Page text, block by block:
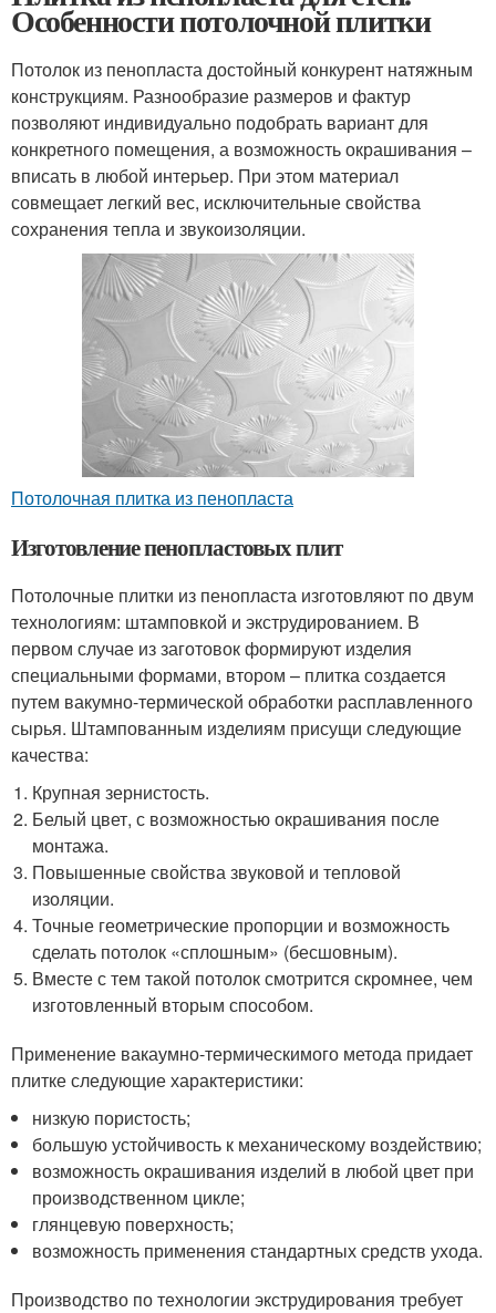
Особенности потолочной плитки
Потолок из пенопласта достойный конкурент натяжным
конструкциям. Разнообразие размеров и фактур
позволяют индивидуально подобрать вариант для
конкретного помещения, а возможность окрашивания –
вписать в любой интерьер. При этом материал
совмещает легкий вес, исключительные свойства
сохранения тепла и звукоизоляции.
Потолочная плитка из пенопласта
Изготовление пенопластовых плит
Потолочные плитки из пенопласта изготовляют по двум
технологиям: штамповкой и экструдированием. В
первом случае из заготовок формируют изделия
специальными формами, втором – плитка создается
путем вакумно-термической обработки расплавленного
сырья. Штампованным изделиям присущи следующие
качества:
Крупная зернистость.
Белый цвет, с возможностью окрашивания после
монтажа.
Повышенные свойства звуковой и тепловой
изоляции.
Точные геометрические пропорции и возможность
сделать потолок «сплошным» (бесшовным).
Вместе с тем такой потолок смотрится скромнее, чем
изготовленный вторым способом.
Применение вакаумно-термическимого метода придает
плитке следующие характеристики:
низкую пористость;
большую устойчивость к механическому воздействию;
возможность окрашивания изделий в любой цвет при
производственном цикле;
глянцевую поверхность;
возможность применения стандартных средств ухода.
Производство по технологии экструдирования требует